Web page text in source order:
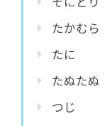
たかむら
たに
たぬたぬ
つじ